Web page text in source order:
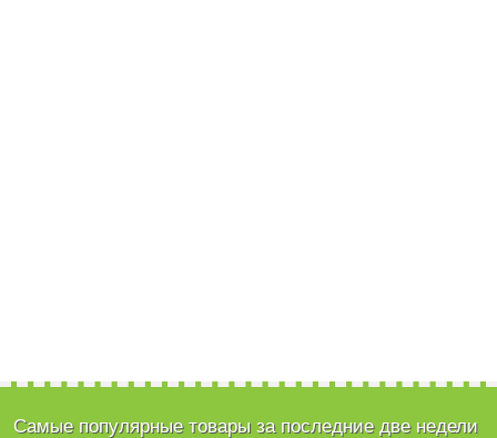
Самые популярные товары за последние две недели